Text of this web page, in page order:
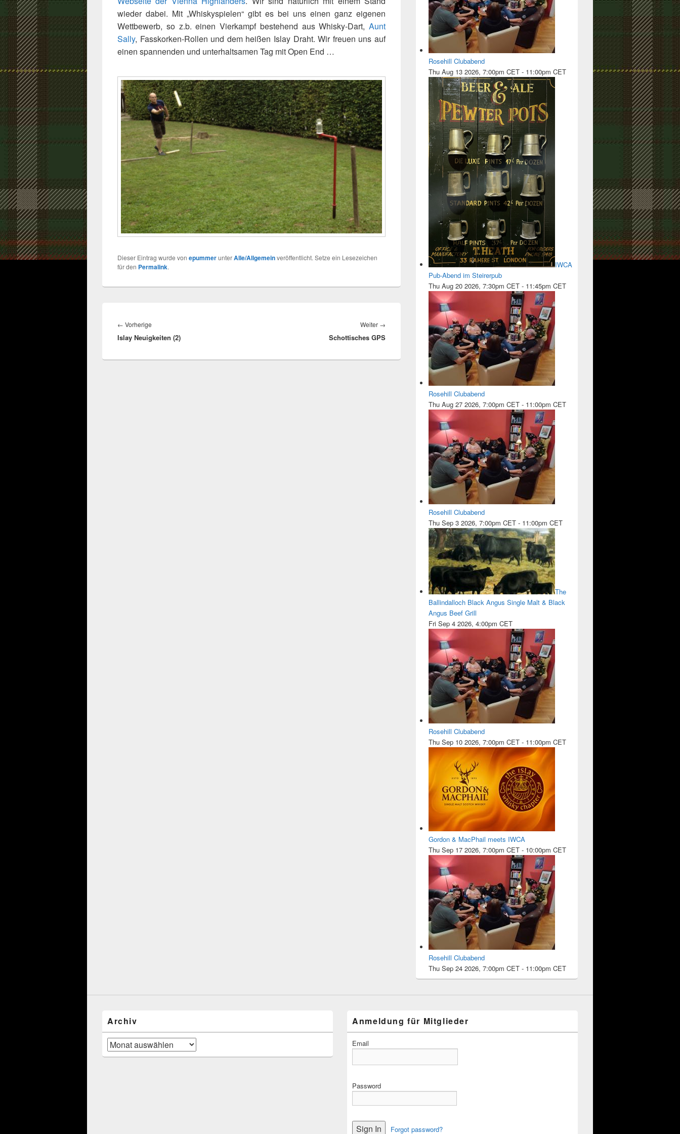
wieder dabei. Mit „Whiskyspielen“ gibt es bei uns einen ganz eigenen
Wettbewerb, so z.b. einen Vierkampf bestehend aus Whisky-Dart, Aunt
Sally, Fasskorken-Rollen und dem heißen Islay Draht. Wir freuen uns auf
einen spannenden und unterhaltsamen Tag mit Open End …
Dieser Eintrag wurde von epummerunterAlle/Allgemeinveröffentlicht. Setze ein Lesezeichen
für den Permalink.
← Vorherige
Beitrag:
Islay Neuigkeiten (2)
Weiter →
Beitrag:
Schottisches GPS
Rosehill Clubabend
Thu Aug 13 2026, 7:00pm CET - 11:00pm CET
IWCA
Pub-Abend im Steirerpub
Thu Aug 20 2026, 7:30pm CET - 11:45pm CET
Rosehill Clubabend
Thu Aug 27 2026, 7:00pm CET - 11:00pm CET
Rosehill Clubabend
Thu Sep 3 2026, 7:00pm CET - 11:00pm CET
The
Ballindalloch Black Angus Single Malt & Black
Angus Beef Grill
Fri Sep 4 2026, 4:00pm CET
Rosehill Clubabend
Thu Sep 10 2026, 7:00pm CET - 11:00pm CET
Gordon & MacPhail meets IWCA
Thu Sep 17 2026, 7:00pm CET - 10:00pm CET
Rosehill Clubabend
Thu Sep 24 2026, 7:00pm CET - 11:00pm CET
Archiv
Archiv
Anmeldung für Mitglieder
Email
Password
Forgot password?